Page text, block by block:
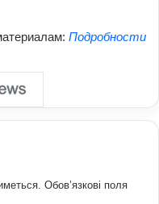
Подробности
Обов’язкові поля